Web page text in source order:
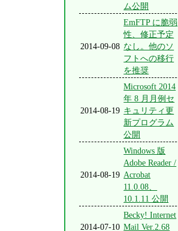
ム公開
2014-09-08
EmFTP に脆弱
性、修正予定
なし。他のソ
フトへの移行
を推奨
2014-08-19
Microsoft 2014
年 8 月月例セ
キュリティ更
新プログラム
公開
2014-08-19
Windows 版
Adobe Reader /
Acrobat
11.0.08、
10.1.11 公開
2014-07-10
Becky! Internet
Mail Ver.2.68